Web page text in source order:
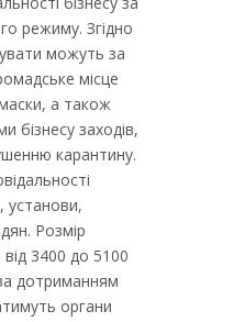
режиму. Згідно
можуть за
місце
а також
бізнесу заходів,
карантину.
установи,
Розмір
3400 до 5100
дотриманням
органи